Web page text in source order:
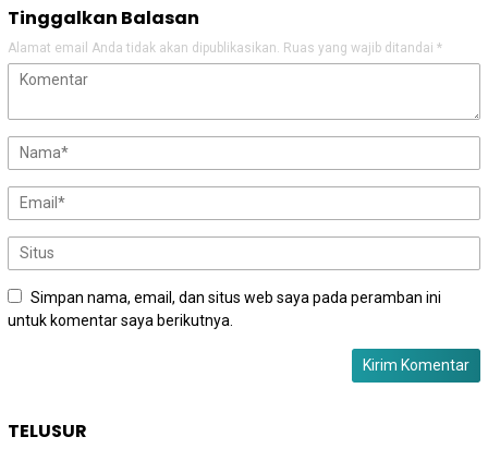
Tinggalkan Balasan
Alamat email Anda tidak akan dipublikasikan. Ruas yang wajib ditandai *
Simpan nama, email, dan situs web saya pada peramban ini
untuk komentar saya berikutnya.
TELUSUR